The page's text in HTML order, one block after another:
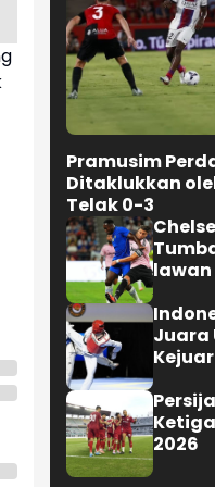
Telak 0-3
lawan
0-1
Juara
Ketiga
2026
JALAN